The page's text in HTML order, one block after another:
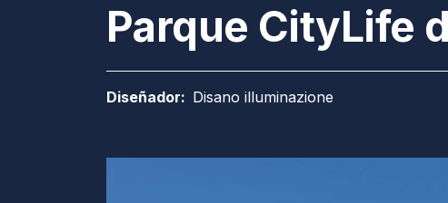
Parque CityLife
Diseñador: Disano illuminazione